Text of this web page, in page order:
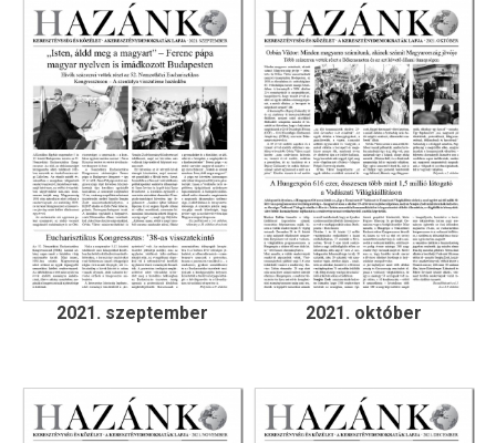
2021. szeptember 2021. október